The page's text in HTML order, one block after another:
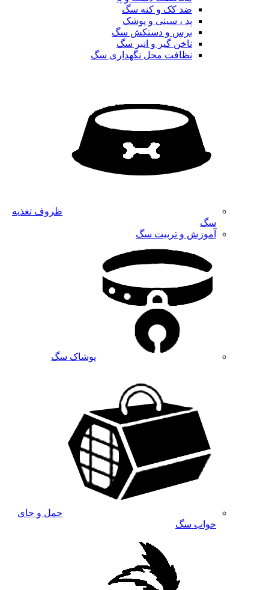
ضد کک و کنه سگ
پد ، سینی و پوشک
برس و دستکش سگ
ناخن گیر و انبر سگ
نظافت محل نگهداری سگ
ظروف تغذیه
سگ
آموزش و تربیت سگ
پوشاک سگ
حمل و جای
خواب سگ